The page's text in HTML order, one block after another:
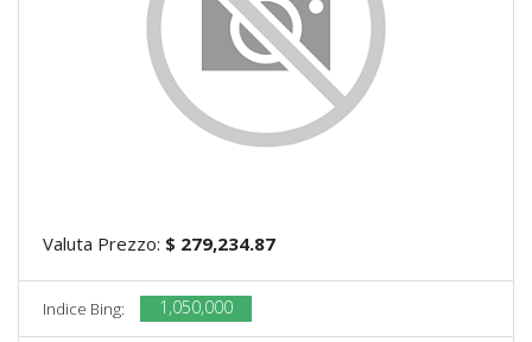
Valuta Prezzo: $ 279,234.87
Indice Bing: 1,050,000